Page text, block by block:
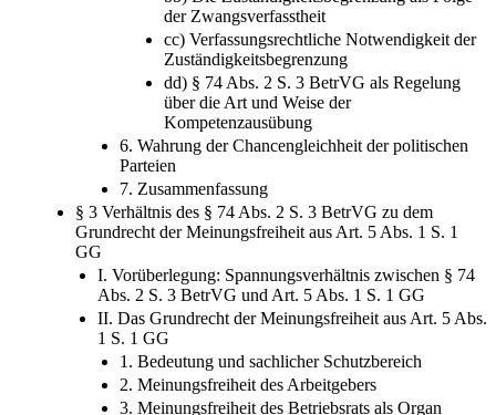
bb) Die Zuständigkeitsbegrenzung als Folge
der Zwangsverfasstheit
cc) Verfassungsrechtliche Notwendigkeit der
Zuständigkeitsbegrenzung
dd) § 74 Abs. 2 S. 3 BetrVG als Regelung
über die Art und Weise der
Kompetenzausübung
6. Wahrung der Chancengleichheit der politischen
Parteien
7. Zusammenfassung
§ 3 Verhältnis des § 74 Abs. 2 S. 3 BetrVG zu dem
Grundrecht der Meinungsfreiheit aus Art. 5 Abs. 1 S. 1
GG
I. Vorüberlegung: Spannungsverhältnis zwischen § 74
Abs. 2 S. 3 BetrVG und Art. 5 Abs. 1 S. 1 GG
II. Das Grundrecht der Meinungsfreiheit aus Art. 5 Abs.
1 S. 1 GG
1. Bedeutung und sachlicher Schutzbereich
2. Meinungsfreiheit des Arbeitgebers